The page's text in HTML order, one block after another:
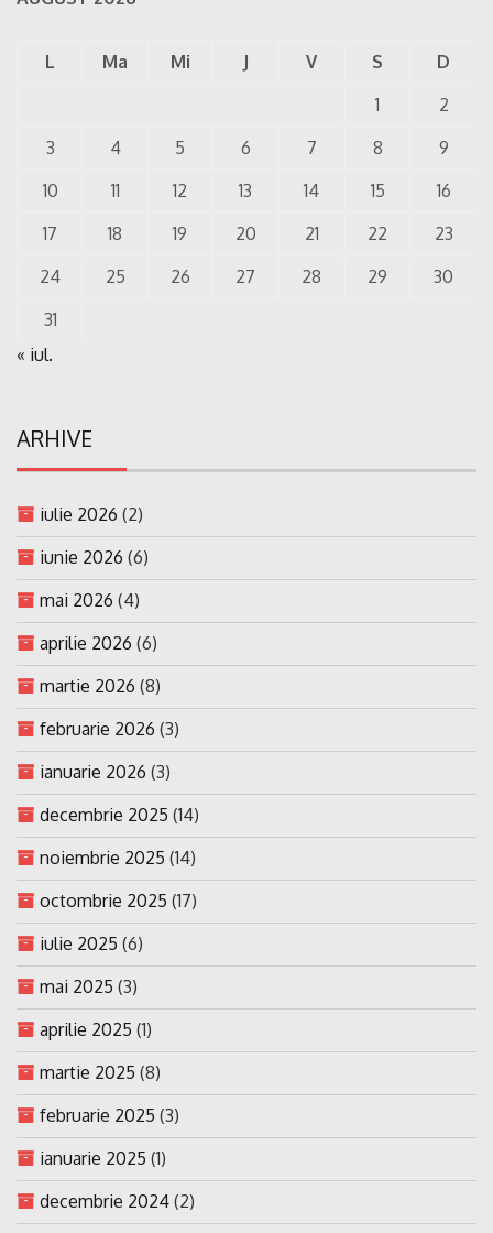
L Ma Mi J V S
D
1
2
3
4 5 6 7 8
9
10
11 12 13 14 15
16
17
18 19 20 21 22
23
24
25 26 27 28 29
30
31
« iul.
ARHIVE
iulie 2026 (2)
iunie 2026 (6)
mai 2026 (4)
aprilie 2026 (6)
martie 2026 (8)
februarie 2026 (3)
ianuarie 2026 (3)
decembrie 2025 (14)
noiembrie 2025 (14)
octombrie 2025 (17)
iulie 2025 (6)
mai 2025 (3)
aprilie 2025 (1)
martie 2025 (8)
februarie 2025 (3)
ianuarie 2025 (1)
decembrie 2024 (2)